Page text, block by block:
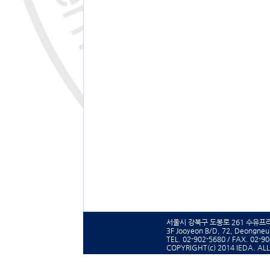
서울시 강북구 도봉로 261 수유프
3F Jooyeon B/D, 72,
TEL. 02-902-5680 / FAX. 02-
COPYRIGHT(c) 2014 IEDA.